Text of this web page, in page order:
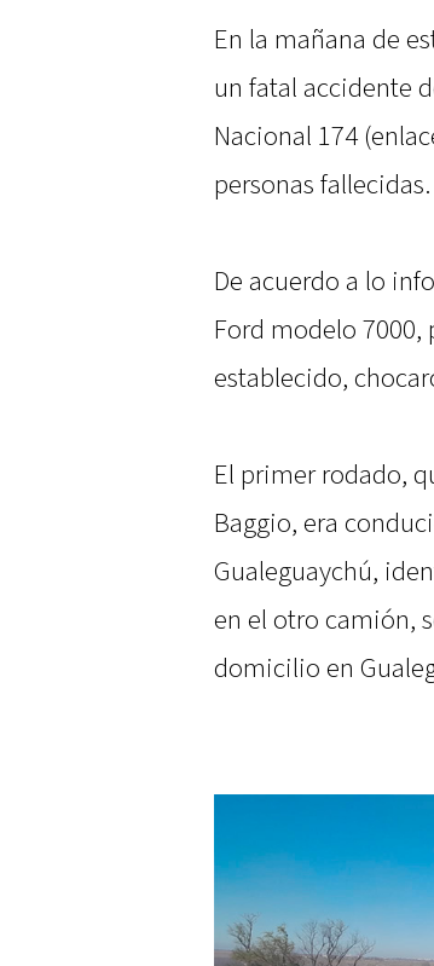
En la mañana de
un fatal accidente
Nacional 174
personas fallecidas.
De acuerdo a lo
Ford modelo 7000,
establecido,
El primer rodado,
Baggio, era
Gualeguaychú,
en el otro camión,
domicilio en